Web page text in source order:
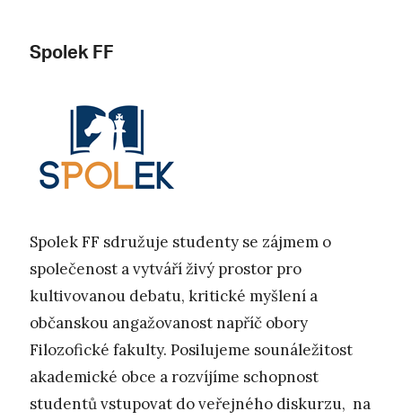
Spolek FF
Spolek FF sdružuje studenty se zájmem o
společenost a vytváří živý prostor pro
kultivovanou debatu, kritické myšlení a
občanskou angažovanost napříč obory
Filozofické fakulty. Posilujeme sounáležitost
akademické obce a rozvíjíme schopnost
studentů vstupovat do veřejného diskurzu, na